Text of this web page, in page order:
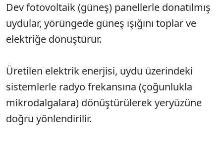
Dev fotovoltaik (güneş) panellerle donatılmış
uydular, yörüngede güneş ışığını toplar ve
elektriğe dönüştürür.
Üretilen elektrik enerjisi, uydu üzerindeki
sistemlerle radyo frekansına (çoğunlukla
mikrodalgalara) dönüştürülerek yeryüzüne
doğru yönlendirilir.